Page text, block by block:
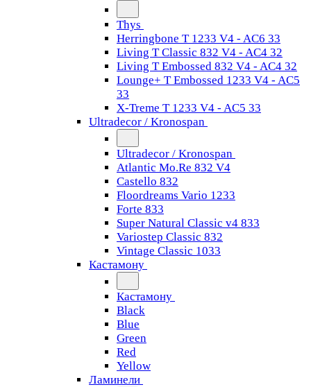
Thys
Herringbone T 1233 V4 - AC6 33
Living T Classic 832 V4 - AC4 32
Living T Embossed 832 V4 - AC4 32
Lounge+ T Embossed 1233 V4 - AC5
33
X-Treme T 1233 V4 - AC5 33
Ultradecor / Kronospan
Ultradecor / Kronospan
Atlantic Mo.Re 832 V4
Castello 832
Floordreams Vario 1233
Forte 833
Super Natural Classic v4 833
Variostep Classic 832
Vintage Classic 1033
Кастамону
Кастамону
Black
Blue
Green
Red
Yellow
Ламинели